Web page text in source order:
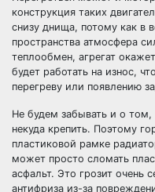
конструкция таких
снизу днища, потому как в
пространства атмосфера
теплообмен, агрегат
будет работать на износ,
перегреву или появлению
Не будем забывать и о том,
некуда крепить. Поэтому
пластиковой рамке
может просто сломать
асфальт. Это грозит очень
антифриза из-за